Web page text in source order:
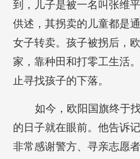
到，儿子是被一名叫张维
供述，其拐卖的儿童都是
女子转卖。孩子被拐后，
家，靠种田和打零工生活
止寻找孩子的下落。
如今，欧阳国旗终于
的日子就在眼前。他告诉
非常感谢警方、寻亲志愿